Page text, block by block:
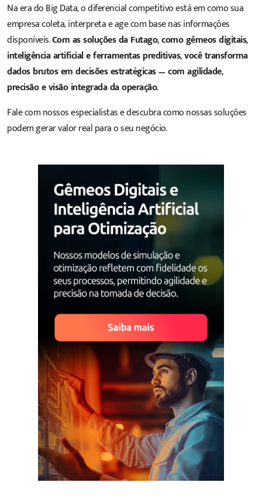
Na era do Big Data, o diferencial competitivo está em como sua
empresa coleta, interpreta e age com base nas informações
disponíveis.Com as soluções da Futago, como gêmeos digitais,
inteligência artificial e ferramentas preditivas, você transforma
dados brutos em decisões estratégicas — com agilidade,
precisão e visão integrada da operação.
Fale com nossos especialistase descubra como nossas soluções
podem gerar valor real para o seu negócio.